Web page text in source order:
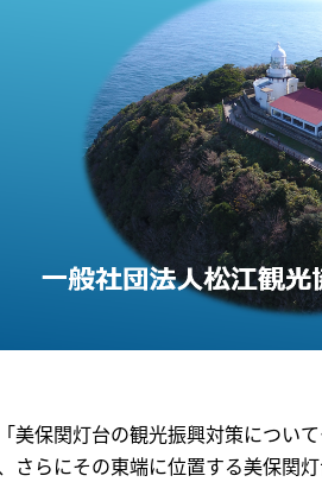
美保関灯台の観光振興対策につい
さらにその東端に位置する美保関